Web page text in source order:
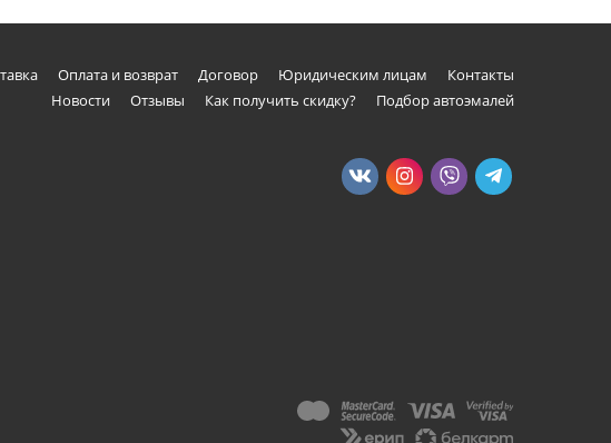
Оплата и возврат Договор Юридическим лицам
Контакты
Новости
Отзывы Как получить скидку? Подбор автоэмалей